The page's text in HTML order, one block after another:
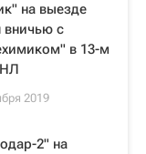
на выезде
вничью с
в 13-м
2019
2" на